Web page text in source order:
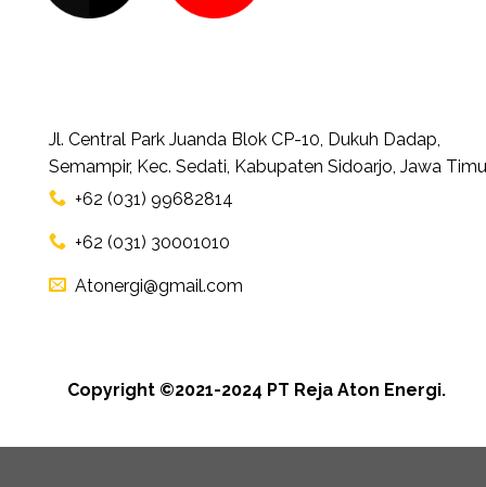
Jl. Central Park Juanda Blok CP-10, Dukuh Dadap,
Semampir, Kec. Sedati, Kabupaten Sidoarjo, Jawa
+62 (031) 99682814
+62 (031) 30001010
Atonergi@gmail.com
Copyright ©2021-2024 PT Reja Aton Energi.